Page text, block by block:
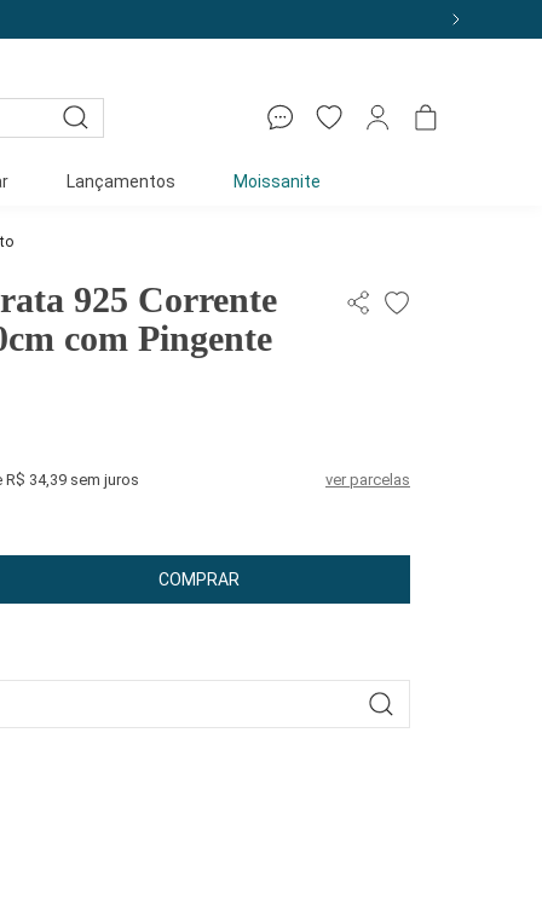
Lançamentos Moissanite
925 Corrente
com Pingente
R$ 34,39 sem juros
ver parcelas
COMPRAR